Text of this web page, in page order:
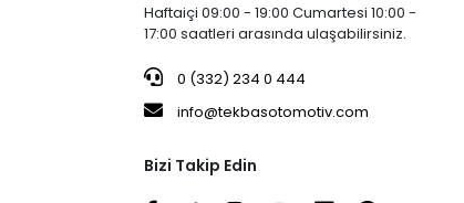
Haftaiçi 09:00 - 19:00 Cumartesi 10:00 -
17:00 saatleri arasında ulaşabilirsiniz.
0 (332) 234 0 444
info@tekbasotomotiv.com
Bizi Takip Edin